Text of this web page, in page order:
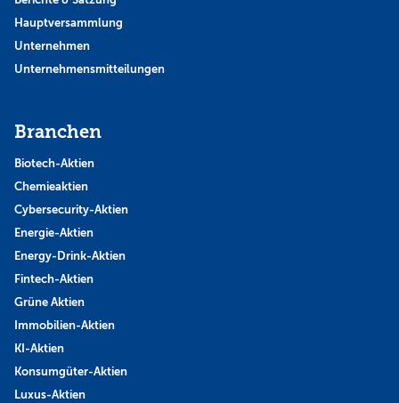
Hauptversammlung
Unternehmen
Unternehmensmitteilungen
Branchen
Biotech-Aktien
Chemieaktien
Cybersecurity-Aktien
Energie-Aktien
Energy-Drink-Aktien
Fintech-Aktien
Grüne Aktien
Immobilien-Aktien
KI-Aktien
Konsumgüter-Aktien
Luxus-Aktien